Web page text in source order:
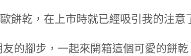
餅乾，在上市時就已經吸引我的注意
的腳步，一起來開箱這個可愛的餅